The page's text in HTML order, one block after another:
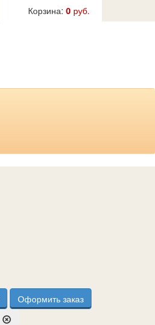
Корзина: 0 руб.
Оформить заказ